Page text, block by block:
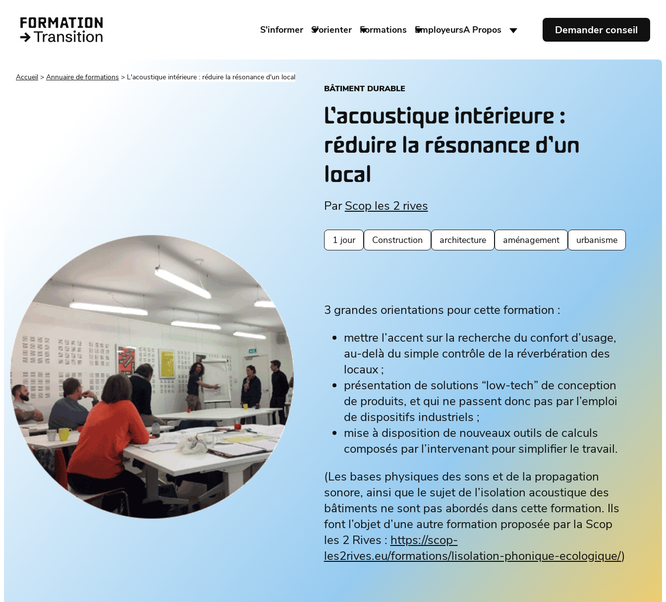
S'informer S'orienter Formations EmployeursA Propos Demander conseil
Accueil Annuaire de formations L'acoustique intérieure : réduire la résonance d'un local
BÂTIMENT DURABLE
L’acoustique intérieure :
réduire la résonance d’un
local
ParScop les 2 rives
1 jour Construction architecture aménagement urbanisme
3 grandes orientations pour cette formation :
mettre l’accent sur la recherche du confort d’usage,
au-delà du simple contrôle de la réverbération des
locaux ;
présentation de solutions “low-tech” de conception
de produits, et qui ne passent donc pas par l’emploi
de dispositifs industriels ;
mise à disposition de nouveaux outils de calculs
composés par l’intervenant pour simplifier le travail.
(Les bases physiques des sons et de la propagation
sonore, ainsi que le sujet de l’isolation acoustique des
bâtiments ne sont pas abordés dans cette formation. Ils
font l’objet d’une autre formation proposée par la Scop
les 2 Rives : https://scop-
les2rives.eu/formations/lisolation-phonique-ecologique/)